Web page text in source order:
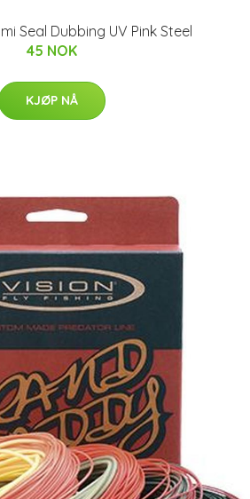
Seal Dubbing UV Pink Steel
45 NOK
KJØP NÅ